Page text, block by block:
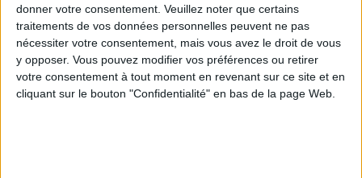
donner votre consentement. Veuillez noter que certains
traitements de vos données personnelles peuvent ne pas
nécessiter votre consentement, mais vous avez le droit de vous
y opposer. Vous pouvez modifier vos préférences ou retirer
votre consentement à tout moment en revenant sur ce site et en
cliquant sur le bouton "Confidentialité" en bas de la page Web.
SUMMER JEWELRY THAT CAPTURES THE SEASON